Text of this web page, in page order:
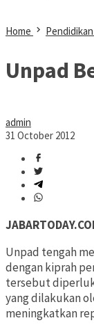
Home Pendidikan
Unpad
admin
31 October 2012
Unpad tengah
dengan kiprah
tersebut
yang dilakukan
meningkatkan